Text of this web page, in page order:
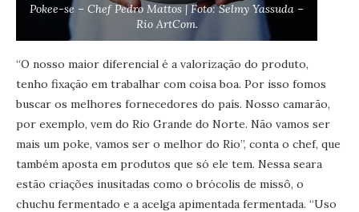
Pokee-se – Chef Pedro Mattos | Foto: Selmy Yassuda –
Rio ArtCom.
“O nosso maior diferencial é a valorização do produto,
tenho fixação em trabalhar com coisa boa. Por isso fomos
buscar os melhores fornecedores do país. Nosso camarão,
por exemplo, vem do Rio Grande do Norte. Não vamos ser
mais um poke, vamos ser o melhor do Rio”, conta o chef, que
também aposta em produtos que só ele tem. Nessa seara
estão criações inusitadas como o brócolis de missô, o
chuchu fermentado e a acelga apimentada fermentada. “Uso